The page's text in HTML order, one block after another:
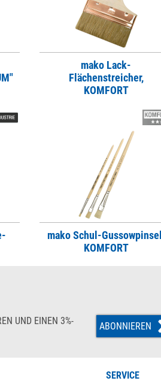
mako Lack-
Flächenstreicher,
KOMFORT
mako Schul-
KOMFORT
UND EINEN 3%-
ABONNIEREN
SERVICE